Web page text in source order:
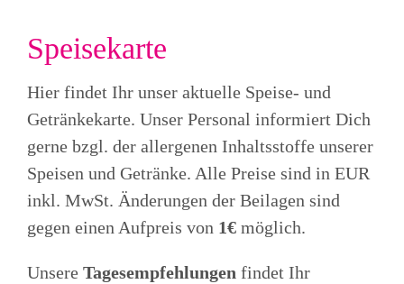
Speisekarte
Hier findet Ihr unser aktuelle Speise- und
Getränkekarte. Unser Personal informiert Dich
gerne bzgl. der allergenen Inhaltsstoffe unserer
Speisen und Getränke. Alle Preise sind in EUR
inkl. MwSt. Änderungen der Beilagen sind
gegen einen Aufpreis von 1€ möglich.
Unsere Tagesempfehlungen findet Ihr